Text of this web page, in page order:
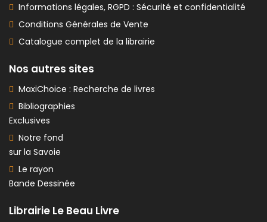
Informations légales, RGPD : Sécurité et confidentialité
Conditions Générales de Vente
Catalogue complet de la librairie
Nos autres sites
MaxiChoice : Recherche de livres
Bibliographies
Exclusives
Notre fond
sur la Savoie
Le rayon
Bande Dessinée
Librairie Le Beau Livre